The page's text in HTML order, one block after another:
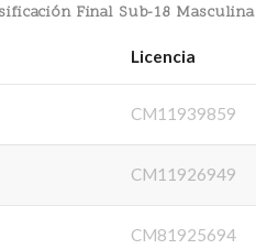
Final Sub-18 Masculina
Licencia
CM11939859
CM11926949
CM81925694